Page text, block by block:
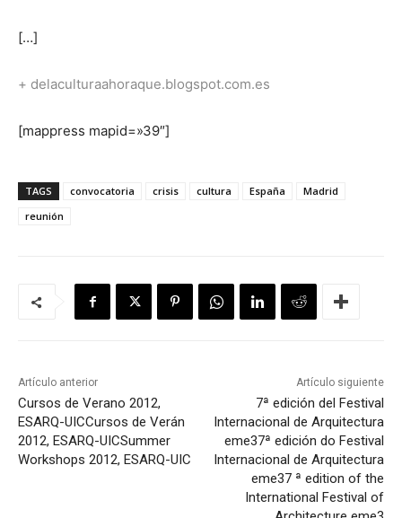
[…]
+ delaculturaahoraque.blogspot.com.es
[mappress mapid=»39″]
TAGS convocatoria crisis cultura España
Madrid
reunión
Artículo anterior
Cursos de Verano 2012,
ESARQ-UICCursos de Verán
2012, ESARQ-UICSummer
Workshops 2012, ESARQ-UIC
Artículo siguiente
7ª edición del Festival
Internacional de Arquitectura
eme37ª edición do Festival
Internacional de Arquitectura
eme37 ª edition of the
International Festival of